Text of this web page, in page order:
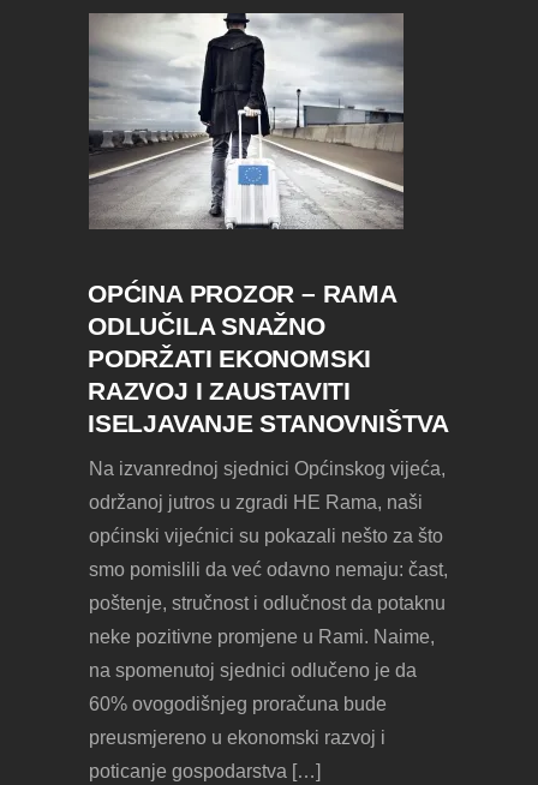
OPĆINA PROZOR – RAMA
ODLUČILA SNAŽNO
PODRŽATI EKONOMSKI
RAZVOJ I ZAUSTAVITI
ISELJAVANJE STANOVNIŠTVA
Na izvanrednoj sjednici Općinskog vijeća,
održanoj jutros u zgradi HE Rama, naši
općinski vijećnici su pokazali nešto za što
smo pomislili da već odavno nemaju: čast,
poštenje, stručnost i odlučnost da potaknu
neke pozitivne promjene u Rami. Naime,
na spomenutoj sjednici odlučeno je da
60% ovogodišnjeg proračuna bude
preusmjereno u ekonomski razvoj i
poticanje gospodarstva […]